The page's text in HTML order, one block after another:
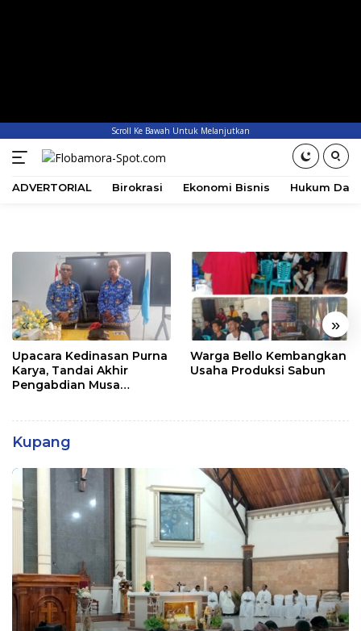
Scroll Ke Bawah Untuk Melanjutkan
ADVERTORIAL Birokrasi Ekonomi Bisnis Hukum
« »
Upacara Kedinasan Purna
Karya, Tandai Akhir
Pengabdian Musa
Warga Bello Kembangkan
Usaha Produksi Sabun
Kupang